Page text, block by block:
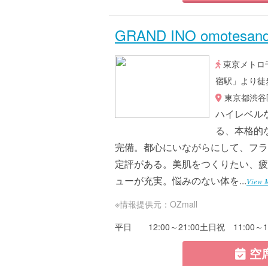
GRAND INO
東京メトロ
宿駅」より
東京都渋
ハイレベル
る、本格的
完備。都心にいながらにして、フ
定評がある。美肌をつくりたい、
ューが充実。悩みのない体を...View
※情報提供元：OZmall
平日 12:00～21:00土日祝 11:00～
空